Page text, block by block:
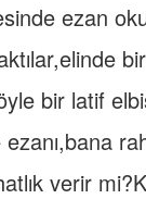
ezan
bir latif
verir